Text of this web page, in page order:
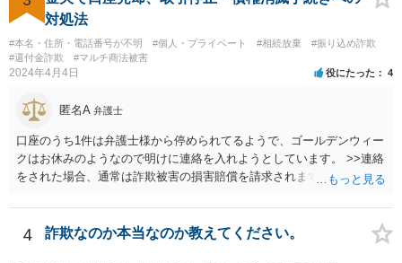
対処法
#本名・住所・電話番号が不明 #個人・プライベート #相続放棄
#振り込め詐欺
#還付金詐欺
#マルチ商法被害
2024年4月4日 役にたった 4
匿名A 弁護士
口座のうち1件は弁護士様から停められてるようで、ゴールデンウィー
クはお休みのようなので明けに連絡を入れようとしています。 >>連絡
をされた場合、通常は詐欺被害の損害賠償を請求されますのでご留意
4 詐欺なのか本当なのか教えてください。